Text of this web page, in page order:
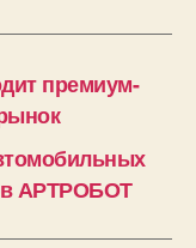
премиум-
АРТРОБОТ